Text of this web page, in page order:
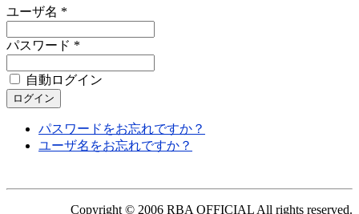
ユーザ名 *
パスワード *
自動ログイン
パスワードをお忘れですか？
ユーザ名をお忘れですか？
Copyright © 2006 RBA OFFICIAL All rights reserved.